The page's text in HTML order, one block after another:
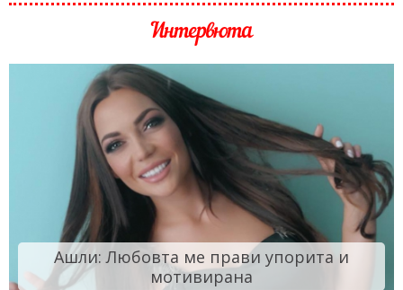
Интервюта
Ашли: Любовта ме прави упорита и
мотивирана